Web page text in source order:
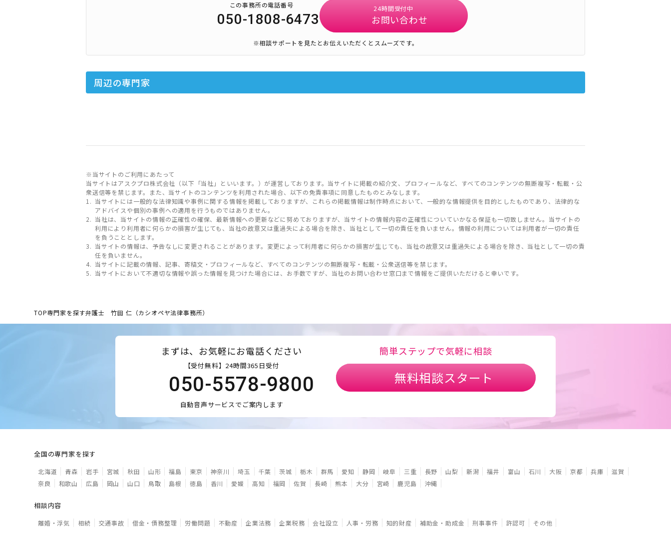
この事務所の電話番号
050-1808-6473
24時間受付中
お問い合わせ
※相談サポートを見たとお伝えいただくとスムーズです。
周辺の専門家
※当サイトのご利用にあたって
当サイトはアスクプロ株式会社（以下「当社」といいます。）が運営しております。当サイトに掲載の紹介文、プロフィールなど、すべてのコンテンツの無断複写・転載・公
衆送信等を禁じます。また、当サイトのコンテンツを利用された場合、以下の免責事項に同意したものとみなします。
当サイトには一般的な法律知識や事例に関する情報を掲載しておりますが、これらの掲載情報は制作時点において、一般的な情報提供を目的としたものであり、法律的な
アドバイスや個別の事例への適用を行うものではありません。
当社は、当サイトの情報の正確性の確保、最新情報への更新などに努めておりますが、当サイトの情報内容の正確性についていかなる保証も一切致しません。当サイトの
利用により利用者に何らかの損害が生じても、当社の故意又は重過失による場合を除き、当社として一切の責任を負いません。情報の利用については利用者が一切の責任
を負うこととします。
当サイトの情報は、予告なしに変更されることがあります。変更によって利用者に何らかの損害が生じても、当社の故意又は重過失による場合を除き、当社として一切の責
任を負いません。
当サイトに記載の情報、記事、寄稿文・プロフィールなど、すべてのコンテンツの無断複写・転載・公衆送信等を禁じます。
当サイトにおいて不適切な情報や誤った情報を見つけた場合には、お手数ですが、当社のお問い合わせ窓口まで情報をご提供いただけると幸いです。
TOP専門家を探す弁護士 竹田 仁（カシオペヤ法律事務所）
まずは、お気軽にお電話ください
【受付無料】24時間365日受付
050-5578-9800
自動音声サービスでご案内します
簡単ステップで気軽に相談
無料相談スタート
全国の専門家を探す
北海道 青森 岩手 宮城 秋田 山形 福島 東京 神奈川 埼玉 千葉 茨城 栃木 群馬 愛知 静岡 岐阜 三重 長野 山梨 新潟 福井 富山 石川 大阪 京都 兵庫
滋賀
奈良
和歌山 広島 岡山 山口 鳥取 島根 徳島 香川 愛媛 高知 福岡 佐賀 長崎 熊本 大分 宮崎 鹿児島 沖縄
相談内容
離婚・浮気 相続 交通事故 借金・債務整理 労働問題 不動産 企業法務 企業税務 会社設立 人事・労務 知的財産 補助金・助成金 刑事事件 許認可 その他